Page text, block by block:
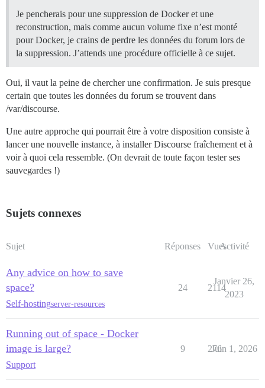
Je pencherais pour une suppression de Docker et une
reconstruction, mais comme aucun volume fixe n’est monté
pour Docker, je crains de perdre les données du forum lors de
la suppression. J’attends une procédure officielle à ce sujet.
Oui, il vaut la peine de chercher une confirmation. Je suis presque
certain que toutes les données du forum se trouvent dans
/var/discourse.
Une autre approche qui pourrait être à votre disposition consiste à
lancer une nouvelle instance, à installer Discourse fraîchement et à
voir à quoi cela ressemble. (On devrait de toute façon tester ses
sauvegardes !)
Sujets connexes
Sujet Réponses VuesActivité
Any advice on how to save
space?
Self-hostingserver-resources
24 2114
Janvier 26,
2023
Running out of space - Docker
image is large?
Support
9 276
Juin 1, 2026